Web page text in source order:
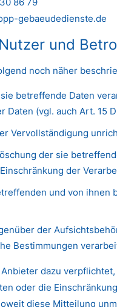
gebaeudedienste.de
und
noch näher
betreffende Daten
Daten (vgl. auch Art. 15
Vervollständigung
der sie
der
und von ihnen
der
Bestimmungen
dazu
oder die
diese Mitteilung